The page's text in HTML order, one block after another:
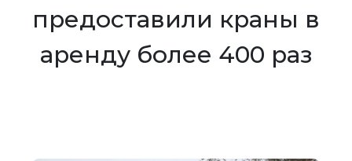
предоставили краны в
аренду более 400 раз